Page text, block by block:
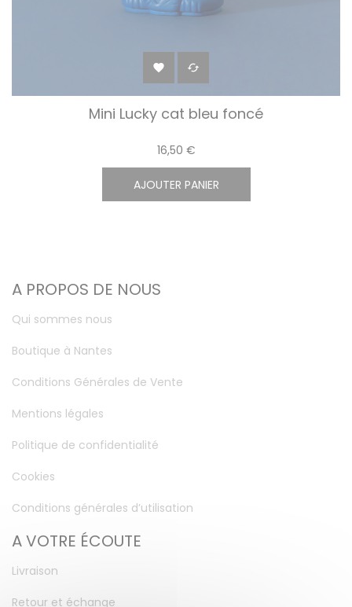
 
Mini Lucky cat bleu foncé
16,50 €
AJOUTER PANIER
A PROPOS DE NOUS
Qui sommes nous
Boutique à Nantes
Conditions Générales de Vente
Mentions légales
Politique de confidentialité
Cookies
Conditions générales d’utilisation
A VOTRE ÉCOUTE
Livraison
Retour et échange